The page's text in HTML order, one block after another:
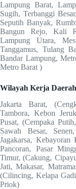
Lampung Barat,
Sugih, Terbanggi
Seputih Banyak,
Bangun Rejo, Kali
Lampung Utara,
Tanggamus, Tulang
Bandar Lampung,
Metro Barat )
Wilayah Kerja
Jakarta Barat,
Tambora, Kebon
Pusat, (Cempaka
Sawah Besar,
Jagakarsa,
Pancoran, Pasar
Timur, (Cakung,
Jati, Makasar,
(Cilincing, Kelapa
Priok)